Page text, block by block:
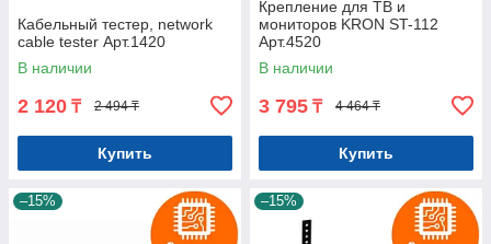
Кабельный тестер, network
cable tester Арт.1420
В наличии
2 120 ₸ 2 494 ₸
Купить
Крепление для ТВ и
мониторов KRON ST-112
Арт.4520
В наличии
3 795 ₸ 4 464 ₸
Купить
–15% –15%